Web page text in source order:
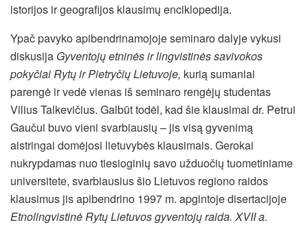
istorijos ir geografijos klausimų enciklopedija.
Ypač pavyko apibendrinamojoje seminaro dalyje vykusi
diskusija Gyventojų etninės ir lingvistinės savivokos
pokyčiai Rytų ir Pietryčių Lietuvoje, kurią sumaniai
parengė ir vedė vienas iš seminaro rengėjų studentas
Vilius Talkevičius. Galbūt todėl, kad šie klausimai dr. Petrui
Gaučui buvo vieni svarbiausių – jis visą gyvenimą
aistringai domėjosi lietuvybės klausimais. Gerokai
nukrypdamas nuo tiesioginių savo užduočių tuometiniame
universitete, svarbiausius šio Lietuvos regiono raidos
klausimus jis apibendrino 1997 m. apgintoje disertacijoje
Etnolingvistinė Rytų Lietuvos gyventojų raida. XVII a.